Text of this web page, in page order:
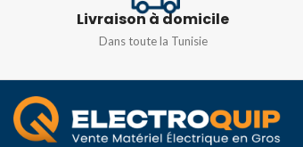
COULEUR Rouge
Livraison à domicile
Dans toute la Tunisie